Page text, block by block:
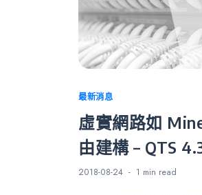
Categories
最新消息
虛實網路如
由建構 – QTS
2018-08-24 1 min read